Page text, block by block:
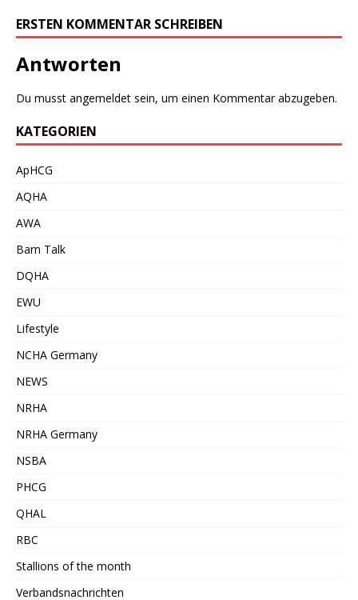
ERSTEN KOMMENTAR SCHREIBEN
Antworten
Du musst angemeldet sein, um einen Kommentar abzugeben.
KATEGORIEN
ApHCG
AQHA
AWA
Barn Talk
DQHA
EWU
Lifestyle
NCHA Germany
NEWS
NRHA
NRHA Germany
NSBA
PHCG
QHAL
RBC
Stallions of the month
Verbandsnachrichten